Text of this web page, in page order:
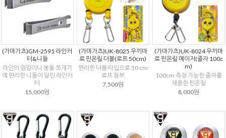
(가마가츠)GM-2591 라인커
터&니들
라인의 엄킴이나 봉돌 쪼개기
에 편리한 니들이 달린 라인커
터
15,000원
(가마가츠)UK-8025 우끼마
로 핀온릴 더블(로프 50cm)
편리한 더블 타입으로 50 cm
로프 첨부
7,500원
(가마가츠)UK-8024 우끼마
로 핀온릴 메이저(줄자 100c
m)
100cm 측정 가능한 줄자를
채용한 핀온릴
8,000원